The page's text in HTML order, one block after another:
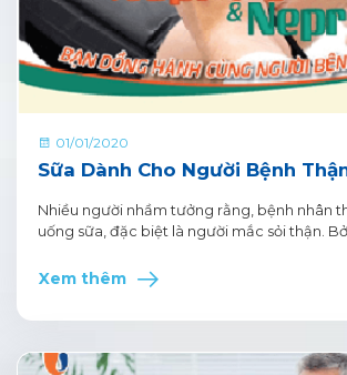
01/01/2020
Sữa Dành Cho Người Bệnh
Nhiều người nhầm tưởng rằng, bệnh nhân
uống sữa, đặc biệt là người mắc sỏi thận.
Nhưng thực chất, nếu chọn đúng loại sữa
Xem thêm